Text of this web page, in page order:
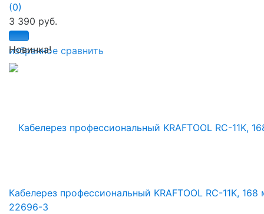
избранное сравнить
(0)
3 390 руб.
Новинка!
Кабелерез профессиональный KRAFTOOL RC-11K, 168
22696-3